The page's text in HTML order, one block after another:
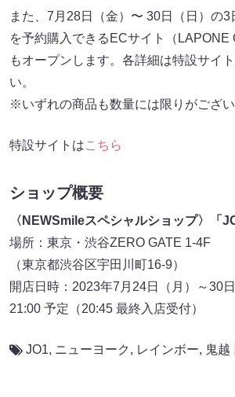
また、7月28日（金）〜 30日（日）の3
を予約購入できるECサイト（LAPONE
もオープンします。各詳細は特設サイ
い。
※いずれの商品も数量には限りがござい
特設サイトはこちら
ショップ概要
〈NEWSmileスペシャルショップ〉「
場所：東京・渋谷ZERO GATE 1-4F
（東京都渋谷区宇田川町16-9）
開店日時：2023年7月24日（月）～30
21:00 予定（20:45 最終入店受付）
JO1, ニューヨーク , レインボー, 鬼越